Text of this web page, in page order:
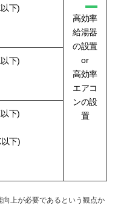
高効率
給湯器
の設置
or
高効率
エアコ
ンの設
置
下)
下)
下)
下)
上が必要であるという観点か